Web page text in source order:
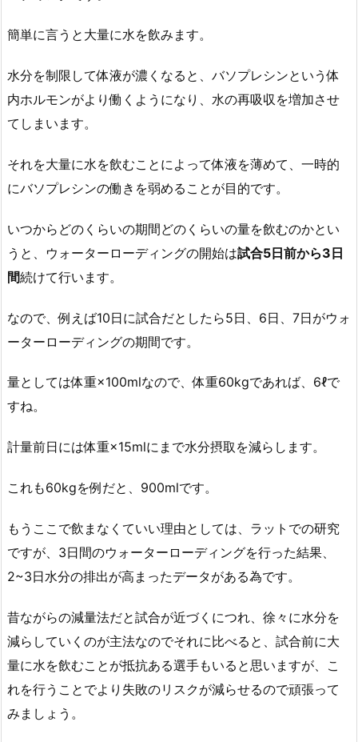
簡単に言うと大量に水を飲みます。
水分を制限して体液が濃くなると、バソプレシンという体
内ホルモンがより働くようになり、水の再吸収を増加させ
てしまいます。
それを大量に水を飲むことによって体液を薄めて、一時的
にバソプレシンの働きを弱めることが目的です。
いつからどのくらいの期間どのくらいの量を飲むのかとい
うと、ウォーターローディングの開始は試合5日前から3日
間続けて行います。
なので、例えば10日に試合だとしたら5日、6日、7日がウォ
ーターローディングの期間です。
量としては体重×100mlなので、体重60kgであれば、6ℓで
すね。
計量前日には体重×15mlにまで水分摂取を減らします。
これも60kgを例だと、900mlです。
もうここで飲まなくていい理由としては、ラットでの研究
ですが、3日間のウォーターローディングを行った結果、
2~3日水分の排出が高まったデータがある為です。
昔ながらの減量法だと試合が近づくにつれ、徐々に水分を
減らしていくのが主法なのでそれに比べると、試合前に大
量に水を飲むことが抵抗ある選手もいると思いますが、こ
れを行うことでより失敗のリスクが減らせるので頑張って
みましょう。